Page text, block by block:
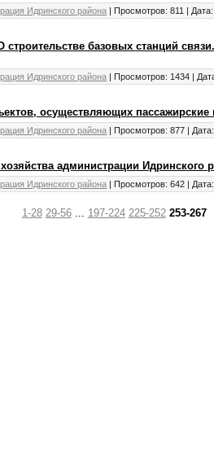
Идринского района Просмотров: 811 Дата:
базовых станций
Идринского района Просмотров: 1434
осуществляющих пассажирские
Идринского района Просмотров: 877 Дата:
администрации Идринского
Идринского района Просмотров: 642 Дата:
1-28 29-56 ... 197-224 225-252 253-267